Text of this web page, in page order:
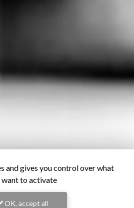
and gives you control over what
want to activate
OK, accept all